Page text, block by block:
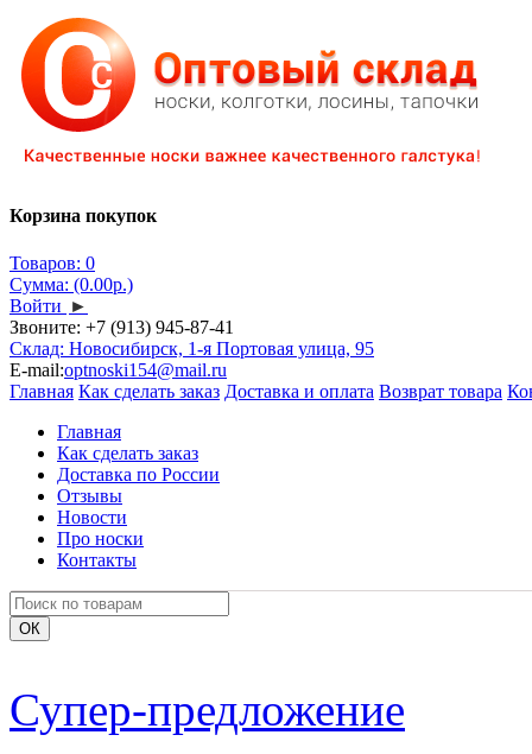
Корзина покупок
Товаров: 0
Сумма: (0.00р.)
Войти ►
Звоните: +7 (913) 945-87-41
Склад: Новосибирск, 1-я Портовая улица, 95
E-mail:optnoski154@mail.ru
Главная Как сделать заказ Доставка и оплата Возврат товара
Главная
Как сделать заказ
Доставка по России
Отзывы
Новости
Про носки
Контакты
Супер-предложение